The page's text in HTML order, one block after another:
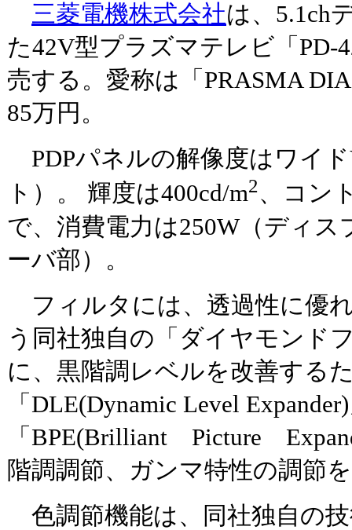
三菱電機株式会社は、5.1ch
た42V型プラズマテレビ「PD-
売する。愛称は「PRASMA
85万円。
PDPパネルの解像度はワイ
ト）。 輝度は400cd/m2、コン
で、消費電力は250W（ディス
ーバ部）。
フィルタには、透過性に優
う同社独自の「ダイヤモンド
に、黒階調レベルを改善する
「DLE(Dynamic Level
「BPE(Brilliant Picture
階調調節、ガンマ特性の調節
色調節機能は、同社独自の